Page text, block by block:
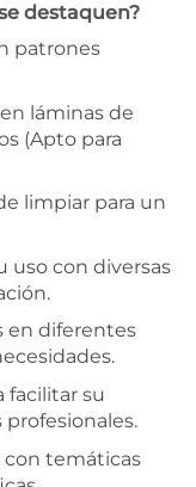
destaquen?
patrones
láminas de
(Apto para
limpiar para un
uso con diversas
en diferentes
facilitar su
temáticas